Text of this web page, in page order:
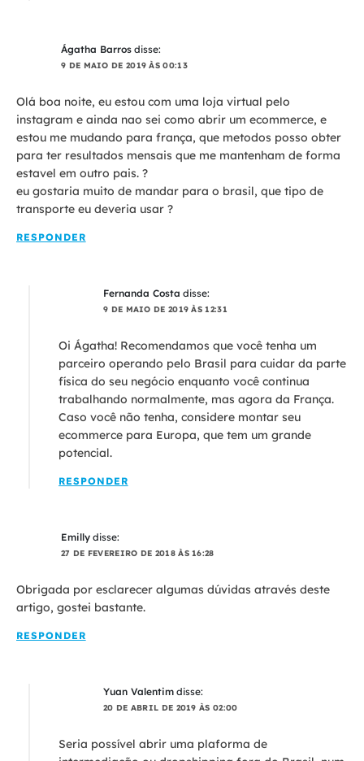
Ágatha Barros disse:
9 DE MAIO DE 2019 ÀS 00:13
Olá boa noite, eu estou com uma loja virtual pelo
instagram e ainda nao sei como abrir um ecommerce, e
estou me mudando para frança, que metodos posso obter
para ter resultados mensais que me mantenham de forma
estavel em outro pais. ?
eu gostaria muito de mandar para o brasil, que tipo de
transporte eu deveria usar ?
RESPONDER
Fernanda Costa disse:
9 DE MAIO DE 2019 ÀS 12:31
Oi Ágatha! Recomendamos que você tenha um
parceiro operando pelo Brasil para cuidar da parte
física do seu negócio enquanto você continua
trabalhando normalmente, mas agora da França.
Caso você não tenha, considere montar seu
ecommerce para Europa, que tem um grande
potencial.
RESPONDER
Emilly disse:
27 DE FEVEREIRO DE 2018 ÀS 16:28
Obrigada por esclarecer algumas dúvidas através deste
artigo, gostei bastante.
RESPONDER
Yuan Valentim disse:
20 DE ABRIL DE 2019 ÀS 02:00
Seria possível abrir uma plaforma de